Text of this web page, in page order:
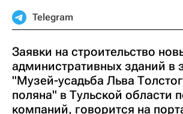
Telegram
Заявки на строительство
административных зданий в
"Музей-усадьба Льва
поляна" в Тульской области
компаний, говорится на